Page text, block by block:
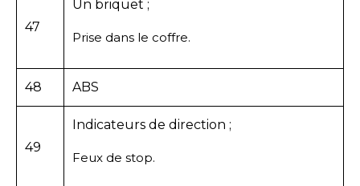
47
Un briquet ;
Prise dans le coffre.
48 ABS
49
Indicateurs de direction ;
Feux de stop.